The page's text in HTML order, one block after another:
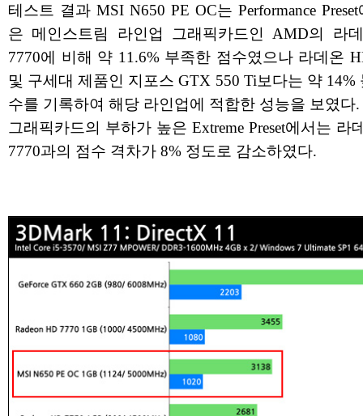
테스트 결과 MSI N650 PE OC는 Performance
은 메인스트림 라인업 그래픽카드인 AMD의 라
7770에 비해 약 11.6% 부족한 점수였으나 라데온
및 구세대 제품인 지포스 GTX 550 Ti보다는 약 14%
수를 기록하여 해당 라인업에 적합한 성능을 보였다
그래픽카드의 부하가 높은 Extreme Preset에서는 라
7770과의 점수 격차가 8% 정도로 감소하였다.